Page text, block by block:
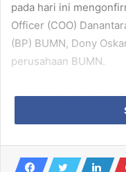
pada hari ini
Officer (COO)
(BP) BUMN, Dony
perusahaan BUMN.
“Dari seribu lebih
dari 200. Nantinya kita